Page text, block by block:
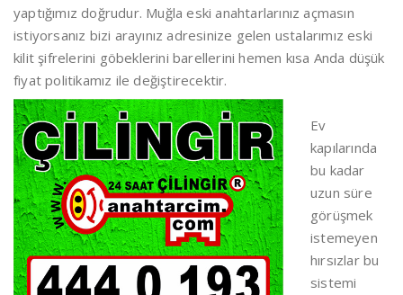
yaptığımız doğrudur. Muğla eski anahtarlarınız açmasın
istiyorsanız bizi arayınız adresinize gelen ustalarımız eski
kilit şifrelerini göbeklerini barellerini hemen kısa Anda düşük
fiyat politikamız ile değiştirecektir.
Ev
kapılarında
bu kadar
uzun süre
görüşmek
istemeyen
hırsızlar bu
sistemi